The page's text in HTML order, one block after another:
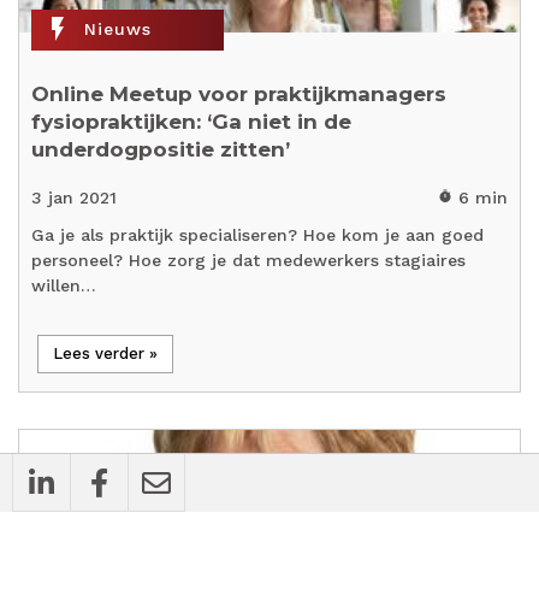
flash_on Nieuws
Online Meetup voor praktijkmanagers
fysiopraktijken: ‘Ga niet in de
underdogpositie zitten’
3 jan 2021 timer 6 min
Ga je als praktijk specialiseren? Hoe kom je aan goed
personeel? Hoe zorg je dat medewerkers stagiaires
willen…
Lees verder »